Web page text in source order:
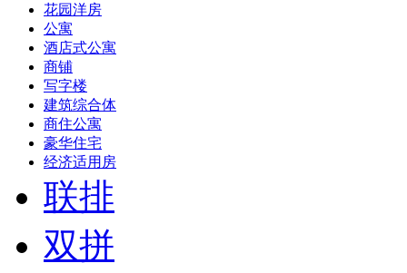
花园洋房
公寓
酒店式公寓
商铺
写字楼
建筑综合体
商住公寓
豪华住宅
经济适用房
联排
双拼